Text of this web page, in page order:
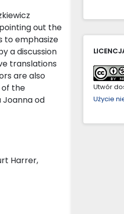
out the
to emphasize
a discussion
translations
are also
of the
Joanna od
Harrer,
Utwór
Użycie